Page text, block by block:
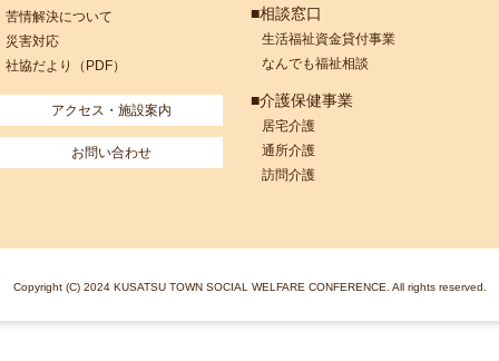
苦情解決について
災害対応
社協だより（PDF）
アクセス・施設案内
お問い合わせ
■相談窓口
生活福祉資金貸付事業
なんでも福祉相談
■介護保健事業
居宅介護
通所介護
訪問介護
Copyright (C) 2024 KUSATSU TOWN SOCIAL WELFARE CONFERENCE. All rights reserved.